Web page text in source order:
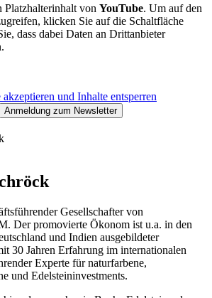
Platzhalterinhalt von YouTube. Um auf den
klicken Sie auf die Schaltfläche
dass dabei Daten an Drittanbieter
und Inhalte entsperren
Anmeldung zum Newsletter
Gesellschafter von
Der promovierte Ökonom ist u.a. in den
und Indien ausgebildeter
30 Jahren Erfahrung im internationalen
Experte für naturfarbene,
und Edelsteininvestments.